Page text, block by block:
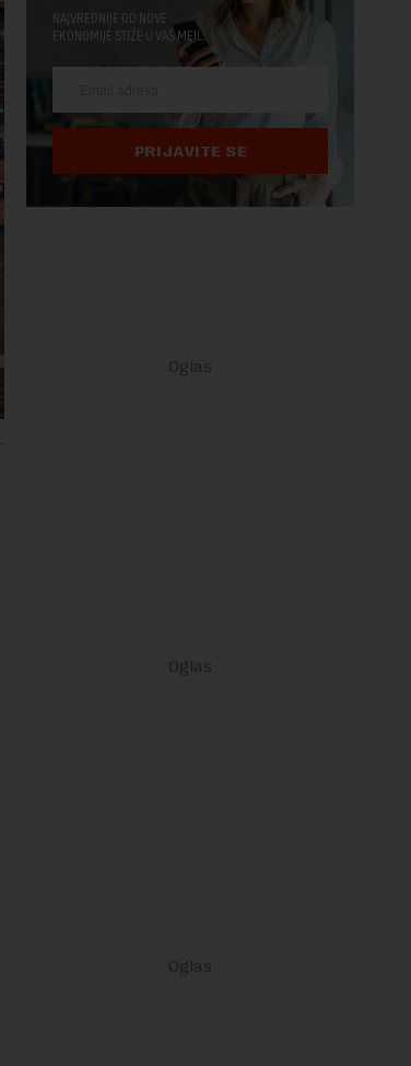
NAJVREDNIJE OD NOVE
EKONOMIJE STIŽE U VAŠ MEJL.
PRIJAVITE SE